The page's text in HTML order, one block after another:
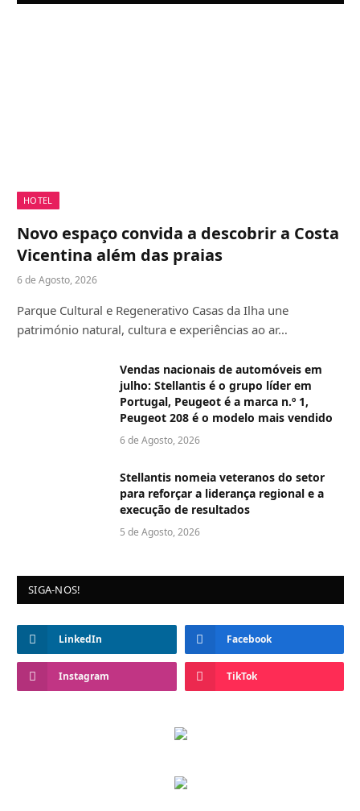
HOTEL
Novo espaço convida a descobrir a Costa
Vicentina além das praias
6 de Agosto, 2026
Parque Cultural e Regenerativo Casas da Ilha une
património natural, cultura e experiências ao ar…
Vendas nacionais de automóveis em
julho: Stellantis é o grupo líder em
Portugal, Peugeot é a marca n.º 1,
Peugeot 208 é o modelo mais vendido
6 de Agosto, 2026
Stellantis nomeia veteranos do setor
para reforçar a liderança regional e a
execução de resultados
5 de Agosto, 2026
SIGA-NOS!
LinkedIn Facebook
Instagram TikTok